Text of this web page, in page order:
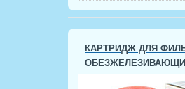
КАРТРИДЖ ДЛЯ